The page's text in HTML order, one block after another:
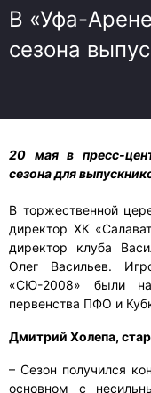
В «Уфа-
сезона
20 мая в пресс-
сезона для
В торжественной
директор ХК
директор клуба
Олег Васильев.
«СЮ-2008» были
первенства ПФО и
Дмитрий Холепа,
– Сезон получился
основном с